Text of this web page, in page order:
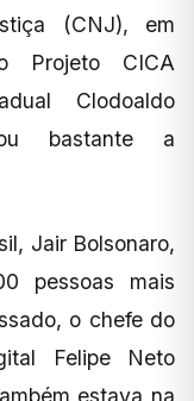
(CNJ), em
Projeto CICA
Clodoaldo
bastante a
Jair Bolsonaro,
pessoas mais
o chefe do
Felipe Neto
estava na